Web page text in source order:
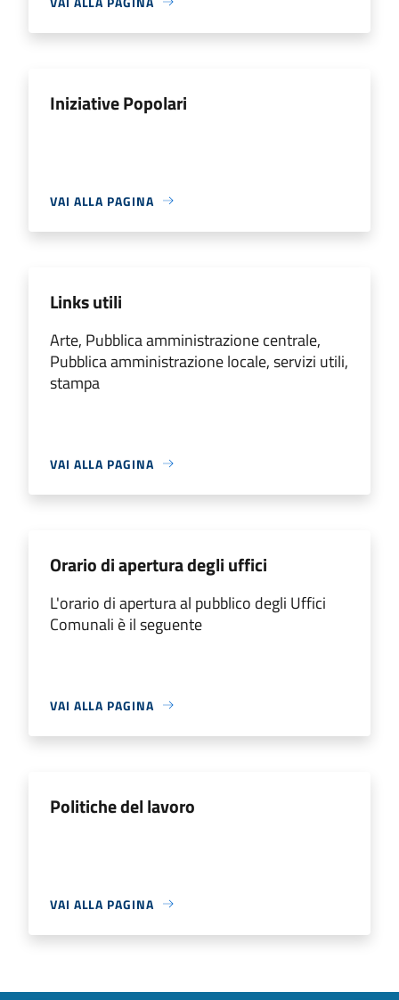
Iniziative Popolari
VAI ALLA PAGINA
Links utili
Arte, Pubblica amministrazione centrale,
Pubblica amministrazione locale, servizi utili,
stampa
VAI ALLA PAGINA
Orario di apertura degli uffici
L'orario di apertura al pubblico degli Uffici
Comunali è il seguente
VAI ALLA PAGINA
Politiche del lavoro
VAI ALLA PAGINA